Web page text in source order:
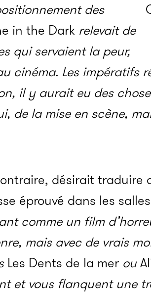
des
in the Darkrelevait de
qui servaient la peur,
cinéma. Les impératifs
il y aurait eu des
de la mise en scène,
désirait traduire
éprouvé dans les
comme un film
mais avec de vrais
Les Dents de la merou
et vous flanquent une